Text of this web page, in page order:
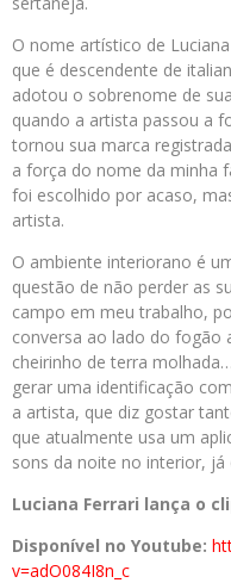
O nome artístico de
que é descendente de
adotou o sobrenome de
quando a artista passou a
tornou sua marca
a força do nome da minha
foi escolhido por acaso,
artista.
O ambiente interiorano é
questão de não perder as
campo em meu trabalho,
conversa ao lado do fogão
cheirinho de terra
gerar uma identificação
a artista, que diz gostar
que atualmente usa um
sons da noite no interior,
Luciana Ferrari lança o
Disponível no Youtube:
v=adO084I8n_c